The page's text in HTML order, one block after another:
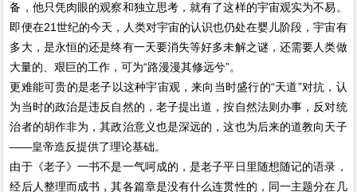
备，他只凭肉眼的观察和独立思考，就有了这样的宇宙观实为不易。
即便在21世纪的今天，人类对宇宙的认识也仍处在婴儿阶段，宇宙有
多大，是永恒的还是终有一天要消失等好多未解之谜，还需要人类做
大量的、艰巨的工作，可为“路漫漫其修远兮”。
更难能可贵的是老子以这种宇宙观，来向当时盛行的“天道”对抗，认
为当时的政治是违反自然的，老子提出道，按自然法则办事，反对统
治者的胡作非为，其政治意义也是深远的，这也为后来的道教向天子
——皇帝造反提供了理论基础。
由于《老子》一书不是一气呵成的，是老子平日里随想随记的语录，
经后人整理而成书，其各篇章是没有什么连贯性的，同一主题分在几